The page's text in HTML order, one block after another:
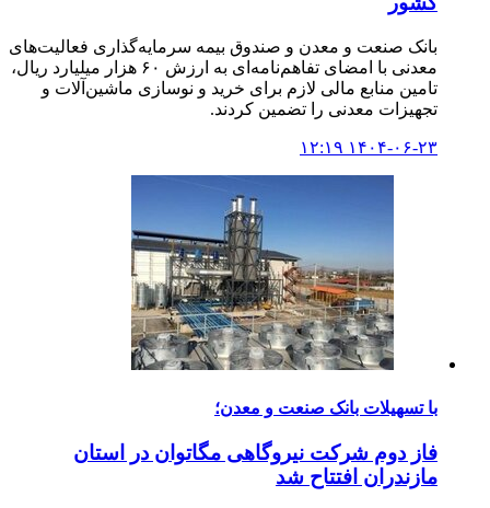
بانک صنعت و معدن و صندوق بیمه سرمایه‌گذاری فعالیت‌های
معدنی با امضای تفاهم‌نامه‌ای به ارزش ۶۰ هزار میلیارد ریال،
تامین منابع مالی لازم برای خرید و نوسازی ماشین‌آلات و
تجهیزات معدنی را تضمین کردند.
۱۴۰۴-۰۶-۲۳ ۱۲:۱۹
با تسهیلات بانک صنعت و معدن؛
فاز دوم شرکت نیروگاهی مگاتوان در استان
مازندران افتتاح شد